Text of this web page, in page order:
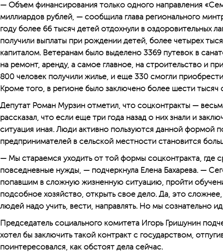
— Объем финансирования только одного направления
миллиардов рублей, — сообщила глава регио­нального
году более 66 тысяч детей отдохнули в оздоровительных
получили выплаты при рождении детей, более четырех
капиталом. Ветеранам было выделено 3369 путевок в
на ремонт, аренду, а самое главное, на строительство и
800 человек получили жилье, и еще 330 смогли
Кроме того, в регионе было заключено более шести тысяч
Депутат Роман Мурзин отметил, что соцконтракты —
рассказал, что если еще три года назад о них знали и
ситуация иная. Люди активно пользуются данной формой
предпринимателей в сельской местности становится
— Мы стараемся уходить от той формы соцконтракта, где
повседневные нужды, — подчерк­нула Елена Бахарева. —
попавшим в сложную жизненную ситуацию, пройти
подсобное хозяйство, открыть свое дело. Да, это
людей надо учить, вести, направлять. Но мы сознательно
Председатель социального комитета Игорь Гришунин
хотел бы заключить такой контракт с государством,
поинтересовался, как обстоят дела сейчас.